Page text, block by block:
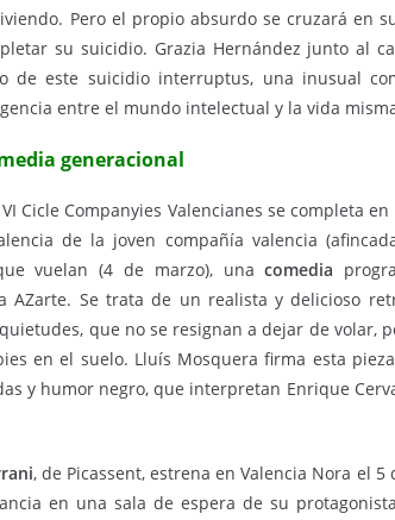
Pero el propio absurdo se cruzará en
su suicidio. Grazia Hernández junto al
de este suicidio interruptus, una inusual
entre el mundo intelectual y la vida
generacional
Cicle Companyies Valencianes se completa
de la joven compañía valencia
vuelan (4 de marzo), unacomedia
AZarte. Se trata de un realista y delicioso
que no se resignan a dejar de volar,
en el suelo. Lluís Mosquera firma esta
y humor negro, que interpretan Enrique
, de Picassent, estrena en Valencia Nora el
en una sala de espera de su